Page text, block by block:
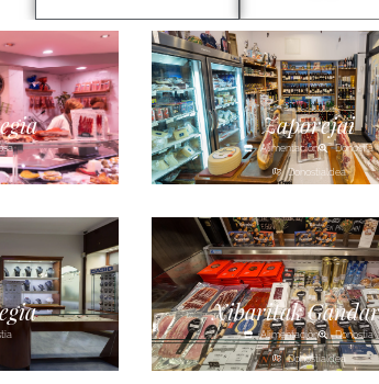
Zaporejai
Alimentación Donostia
Donostialdea
Xibaritak
Alimentación Donostia
Donostialdea